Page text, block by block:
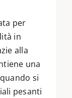
per
in
alla
una
si
pesanti